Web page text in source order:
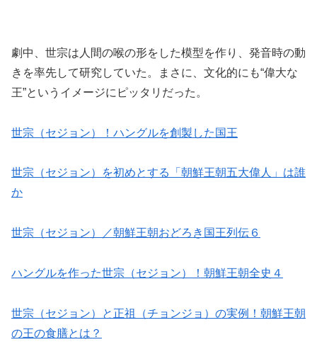
劇中、世宗は人間の喉の形をした模型を作り、発音時の動
きを率先して研究していた。まさに、文化的にも“偉大な
王”というイメージにピッタリだった。
世宗（セジョン）！ハングルを創製した国王
世宗（セジョン）を初めとする「朝鮮王朝五大偉人」は誰
か
世宗（セジョン）／朝鮮王朝おどろき国王列伝６
ハングルを作った世宗（セジョン）！朝鮮王朝全史４
世宗（セジョン）と正祖（チョンジョ）の実例！朝鮮王朝
の王の食膳とは？